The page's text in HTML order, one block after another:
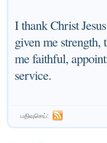
I thank Christ
given me strength,
me faithful,
service.
பதிவுசெய்: